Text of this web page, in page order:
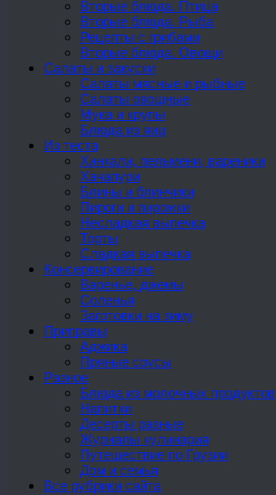
Вторые блюда. Птица
Вторые блюда. Рыба
Рецепты с грибами
Вторые блюда. Овощи
Салаты и закуски
Салаты мясные и рыбные
Салаты овощные
Мука и крупы
Блюда из яиц
Из теста
Хинкали, пельмени, вареники
Хачапури
Блины и блинчики
Пироги и пирожки
Несладкая выпечка
Торты
Сладкая выпечка
Консервирование
Варенье, джемы
Соленья
Заготовки на зиму
Приправы
Аджика
Пряные соусы
Разное
Блюда из молочных продуктов
Напитки
Десерты разные
Журналы кулинария
Путешествие по Грузии
Дом и семья
Все рубрики сайта